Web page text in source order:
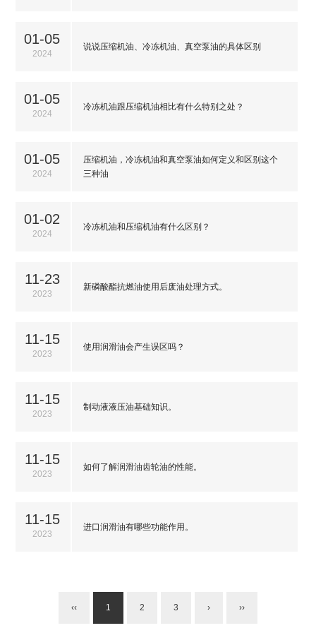
01-05
2024
说说压缩机油、冷冻机油、真空泵油的具体区别
01-05
2024
冷冻机油跟压缩机油相比有什么特别之处？
01-05
2024
压缩机油，冷冻机油和真空泵油如何定义和区别这个
三种油
01-02
2024
冷冻机油和压缩机油有什么区别？
11-23
2023
新磷酸酯抗燃油使用后废油处理方式。
11-15
2023
使用润滑油会产生误区吗？
11-15
2023
制动液液压油基础知识。
11-15
2023
如何了解润滑油齿轮油的性能。
11-15
2023
进口润滑油有哪些功能作用。
‹‹ 1 2 3 › ››